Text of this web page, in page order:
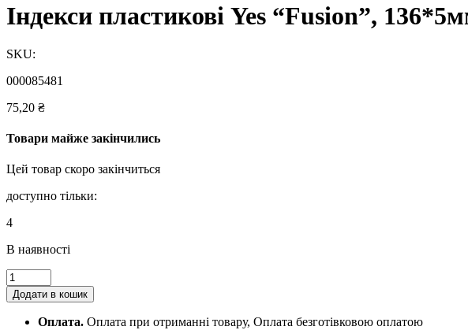
Індекси пластикові Yes “Fusion”,
SKU:
000085481
75,20 ₴
Товари майже закінчились
Цей товар скоро закінчиться
доступно тільки:
4
В наявності
Індекси
пластикові
Yes
"Fusion",
Додати в кошик
Оплата. Оплата при отриманні товару, Оплата безготівковою оплатою